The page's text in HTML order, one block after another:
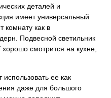
деталей и
имеет универсальный
комнату как в
Подвесной светильник
смотрится на кухне,
ее как
даже для большого